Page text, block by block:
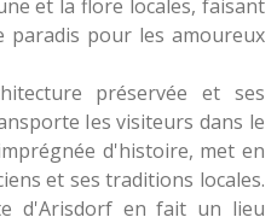
et la flore locales, faisant
paradis pour les amoureux
préservée et ses
les visiteurs dans le
d'histoire, met en
et ses traditions locales.
d'Arisdorf en fait un lieu